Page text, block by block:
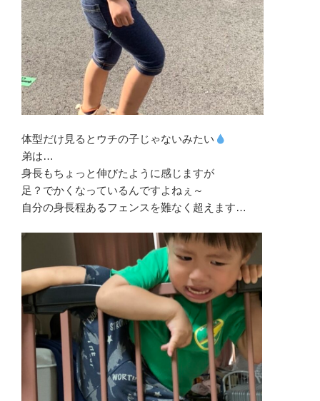
体型だけ見るとウチの子じゃないみたい
弟は…
身長もちょっと伸びたように感じますが
足？でかくなっているんですよねぇ～
自分の身長程あるフェンスを難なく超えます…